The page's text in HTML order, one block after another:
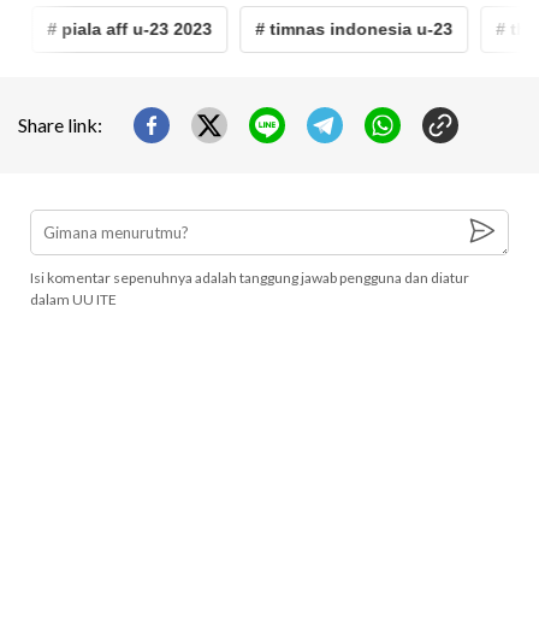
# piala aff u-23 2023 # timnas indonesia u-23 #
Share link:
Isi komentar sepenuhnya adalah tanggung jawab pengguna dan diatur
dalam UU ITE